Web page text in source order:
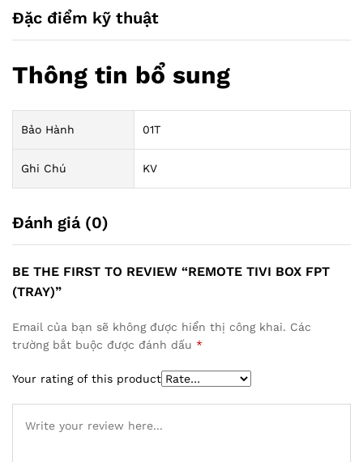
Đặc điểm kỹ thuật
Thông tin bổ sung
Bảo Hành 01T
Ghi Chú KV
Đánh giá (0)
BE THE FIRST TO REVIEW “REMOTE TIVI BOX FPT
(TRAY)”
Email của bạn sẽ không được hiển thị công khai. Các
trường bắt buộc được đánh dấu *
Your rating of this product